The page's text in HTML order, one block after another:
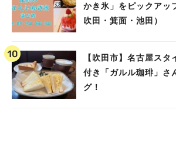
かき氷」をピックアッ
吹田・箕面・池田）
【吹田市】名古屋スタ
付き「ガルル珈琲」さ
グ！